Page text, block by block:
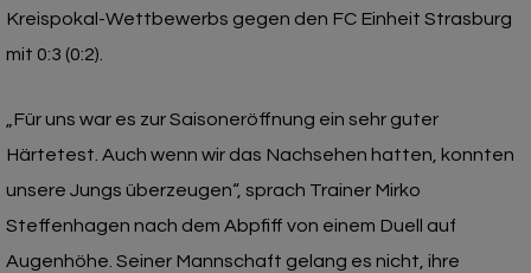
Kreispokal-Wettbewerbs gegen den FC Einheit Strasburg
mit 0:3 (0:2).
„Für uns war es zur Saisoneröffnung ein sehr guter
Härtetest. Auch wenn wir das Nachsehen hatten, konnten
unsere Jungs überzeugen“, sprach Trainer Mirko
Steffenhagen nach dem Abpfiff von einem Duell auf
Augenhöhe. Seiner Mannschaft gelang es nicht, ihre